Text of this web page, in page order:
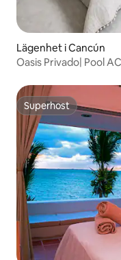
Lägenhet i Cancún
Oasis Privado| Pool
Superhost
Superhost